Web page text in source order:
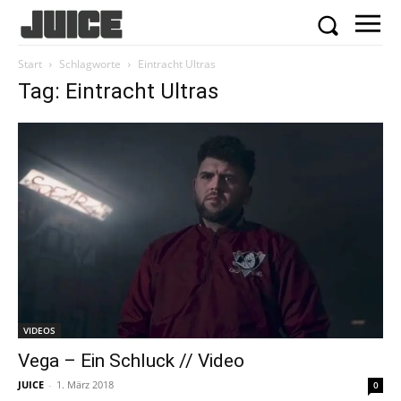
Start Schlagworte Eintracht Ultras
Tag: Eintracht Ultras
VIDEOS
Vega – Ein Schluck // Video
JUICE - 1. März 2018 0